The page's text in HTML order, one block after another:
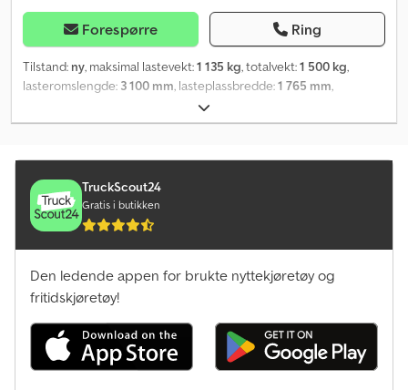
Forespørre Ring
Tilstand: ny, maksimal lastevekt:1 135 kg, totalvekt:1 500 kg,
lasteromslengde: 3 100 mm, lasteplassbredde:1 765 mm,
, total bredde:
670 mm, Byggeår:2026,
TruckScout24
Gratis i butikken
Den ledende appen for brukte nyttekjøretøy og
fritidskjøretøy!